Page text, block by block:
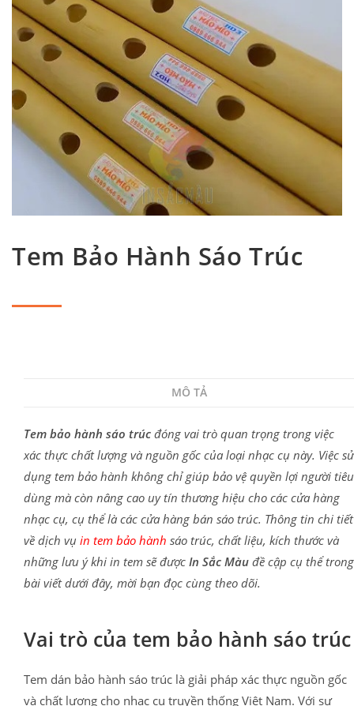
Tem Bảo Hành Sáo Trúc
MÔ TẢ
Tem bảo hành sáo trúc đóng vai trò quan trọng trong việc
xác thực chất lượng và nguồn gốc của loại nhạc cụ này. Việc sử
dụng tem bảo hành không chỉ giúp bảo vệ quyền lợi người tiêu
dùng mà còn nâng cao uy tín thương hiệu cho các cửa hàng
nhạc cụ, cụ thể là các cửa hàng bán sáo trúc. Thông tin chi tiết
về dịch vụ in tem bảo hành sáo trúc, chất liệu, kích thước và
những lưu ý khi in tem sẽ được In Sắc Màu đề cập cụ thể trong
bài viết dưới đây, mời bạn đọc cùng theo dõi.
Vai trò của tem bảo hành sáo trúc
Tem dán bảo hành sáo trúc là giải pháp xác thực nguồn gốc
và chất lượng cho nhạc cụ truyền thống Việt Nam. Với sự